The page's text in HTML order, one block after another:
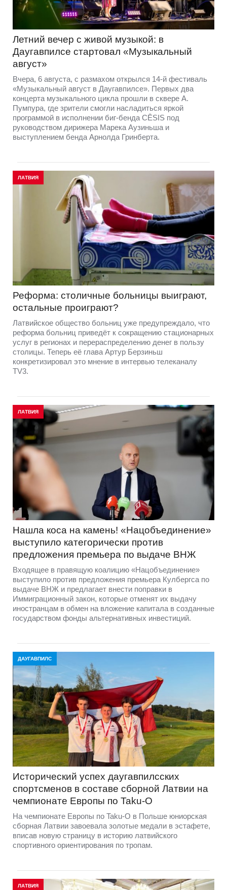
Летний вечер с живой музыкой: в
Даугавпилсе стартовал «Музыкальный
август»
Вчера, 6 августа, с размахом открылся 14-й фестиваль
«Музыкальный август в Даугавпилсе». Первых два
концерта музыкального цикла прошли в сквере А.
Пумпура, где зрители смогли насладиться яркой
программой в исполнении биг-бенда CĒSIS под
руководством дирижера Марека Аузиньша и
выступлением бенда Арнолда Гринберта.
ЛАТВИЯ
Реформа: столичные больницы выиграют,
остальные проиграют?
Латвийское общество больниц уже предупреждало, что
реформа больниц приведёт к сокращению стационарных
услуг в регионах и перераспределению денег в пользу
столицы. Теперь её глава Артур Берзиньш
конкретизировал это мнение в интервью телеканалу
TV3.
ЛАТВИЯ
Нашла коса на камень! «Нацобъединение»
выступило категорически против
предложения премьера по выдаче ВНЖ
Входящее в правящую коалицию «Нацобъединение»
выступило против предложения премьера Кулбергса по
выдаче ВНЖ и предлагает внести поправки в
Иммиграционный закон, которые отменят их выдачу
иностранцам в обмен на вложение капитала в созданные
государством фонды альтернативных инвестиций.
ДАУГАВПИЛС
Исторический успех даугавпилсских
спортсменов в составе сборной Латвии на
чемпионате Европы по Taku-O
На чемпионате Европы по Taku-O в Польше юниорская
сборная Латвии завоевала золотые медали в эстафете,
вписав новую страницу в историю латвийского
спортивного ориентирования по тропам.
ЛАТВИЯ